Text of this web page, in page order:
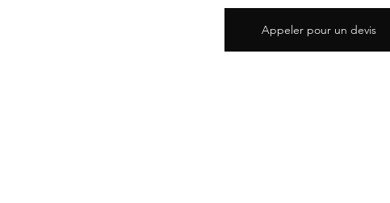
Appeler pour un devis